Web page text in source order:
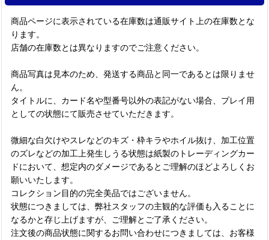
商品ページに表示されている在庫数は通販サイト上の在庫数とな
ります。
店舗の在庫数とは異なりますのでご注意ください。
商品写真は見本のため、発送する商品と同一であるとは限りませ
ん。
タイトルに、カード名や型番号以外の表記がない場合、プレイ用
としての状態にて販売させていただきます。
微細な白欠けやスレなどのキズ・枠キラやホイル抜け、加工位置
のズレなどの加工上発生しうる状態は紙製のトレーディングカー
ドにおいて、想定内のダメージであるとご理解のほどよろしくお
願いいたします。
コレクション目的の完全美品ではございません。
状態につきましては、弊社スタッフの主観的な評価も入ることに
なるかと存じ上げますが、ご理解とご了承ください。
注文後の商品状態に関するお問い合わせにつきましては、お客様